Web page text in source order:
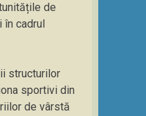
de
în cadrul
structurilor
sportivi din
de vârstă